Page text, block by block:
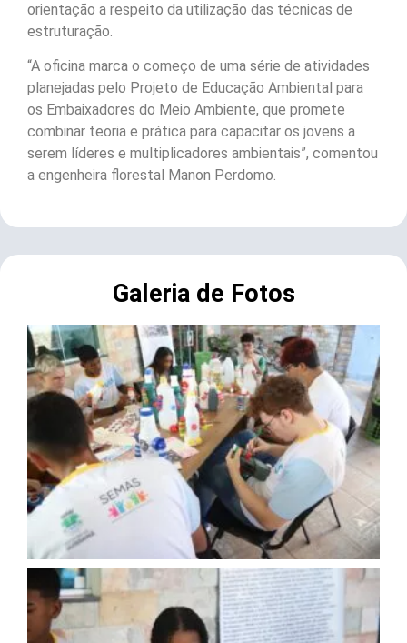
orientação a respeito da utilização das técnicas de
estruturação.
“A oficina marca o começo de uma série de atividades
planejadas pelo Projeto de Educação Ambiental para
os Embaixadores do Meio Ambiente, que promete
combinar teoria e prática para capacitar os jovens a
serem líderes e multiplicadores ambientais”, comentou
a engenheira florestal Manon Perdomo.
Galeria de Fotos